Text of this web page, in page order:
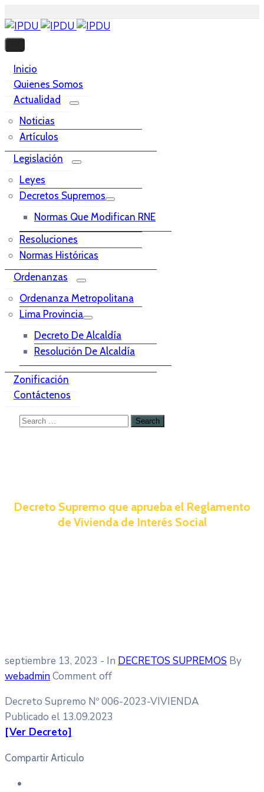
Inicio
Quienes Somos
Actualidad
Noticias
Artículos
Legislación
Leyes
Decretos Supremos
Normas Que Modifican RNE
Resoluciones
Normas Históricas
Ordenanzas
Ordenanza Metropolitana
Lima Provincia
Decreto De Alcaldía
Resolución De Alcaldía
Zonificación
Contáctenos
Decreto Supremo que aprueba el Reglamento
de Vivienda de Interés Social
septiembre 13, 2023 - In DECRETOS SUPREMOS By
webadminComment off
Decreto Supremo Nº 006-2023-VIVIENDA
Publicado el 13.09.2023
[Ver Decreto]
Compartir Articulo